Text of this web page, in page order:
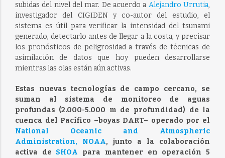
subidas del nivel del mar. De acuerdo a Alejandro Urrutia,
investigador del CIGIDEN y co-autor del estudio, el
sistema es útil para verificar la intensidad del tsunami
generado, detectarlo antes de llegar a la costa, y precisar
los pronósticos de peligrosidad a través de técnicas de
asimilación de datos que hoy pueden desarrollarse
mientras las olas están aún activas.
Estas nuevas tecnologías de campo cercano, se
suman al sistema de monitoreo de aguas
profundas (2.000-5.000 m de profundidad) de la
cuenca del Pacífico –boyas DART– operado por el
National Oceanic and Atmospheric
Administration, NOAA, junto a la colaboración
activa de SHOA para mantener en operación 5